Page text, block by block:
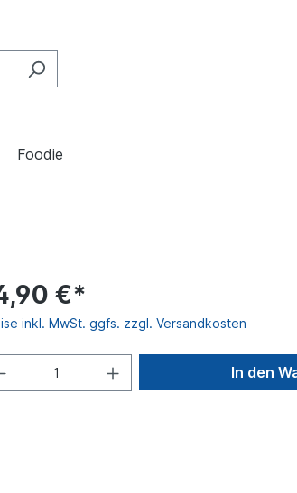
Foodie
€*
inkl. MwSt. ggfs. zzgl. Versandkosten
In den